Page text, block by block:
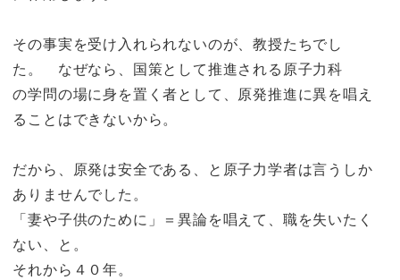
その事実を受け入れられないのが、教授たちでし
た。 なぜなら、国策として推進される原子力科
の学問の場に身を置く者として、原発推進に異を唱え
ることはできないから。
だから、原発は安全である、と原子力学者は言うしか
ありませんでした。
「妻や子供のために」＝異論を唱えて、職を失いたく
ない、と。
それから４０年。